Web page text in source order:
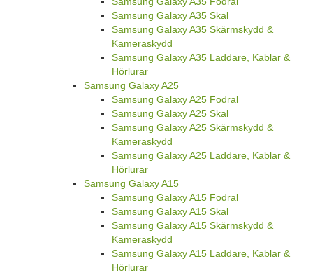
Samsung Galaxy A35 Skal
Samsung Galaxy A35 Skärmskydd &
Kameraskydd
Samsung Galaxy A35 Laddare, Kablar &
Hörlurar
Samsung Galaxy A25
Samsung Galaxy A25 Fodral
Samsung Galaxy A25 Skal
Samsung Galaxy A25 Skärmskydd &
Kameraskydd
Samsung Galaxy A25 Laddare, Kablar &
Hörlurar
Samsung Galaxy A15
Samsung Galaxy A15 Fodral
Samsung Galaxy A15 Skal
Samsung Galaxy A15 Skärmskydd &
Kameraskydd
Samsung Galaxy A15 Laddare, Kablar &
Hörlurar